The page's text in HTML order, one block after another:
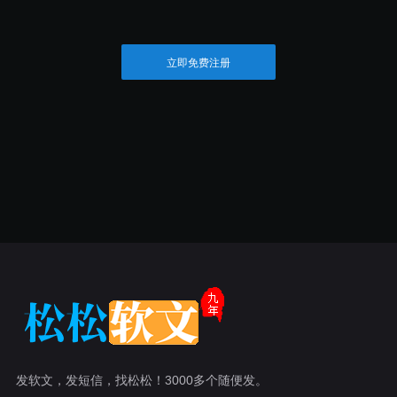
立即免费注册
发软文，发短信，找松松！3000多个随便发。